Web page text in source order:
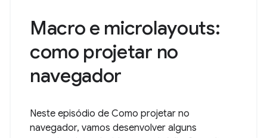
Macro e microlayouts:
como projetar no
navegador
Neste episódio de Como projetar no
navegador, vamos desenvolver alguns